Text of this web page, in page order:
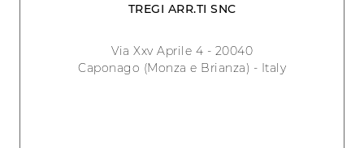
TREGI ARR.TI SNC
Via Xxv Aprile 4 - 20040
Caponago (Monza e Brianza) - Italy